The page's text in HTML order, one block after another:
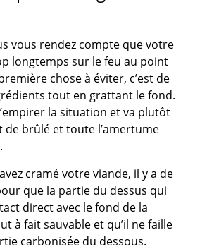
vous rendez compte que votre
longtemps sur le feu au point
chose à éviter, c’est de
tout en grattant le fond.
la situation et va plutôt
de brûlé et toute l’amertume
cramé votre viande, il y a de
que la partie du dessus qui
direct avec le fond de la
à fait sauvable et qu’il ne faille
carbonisée du dessous.